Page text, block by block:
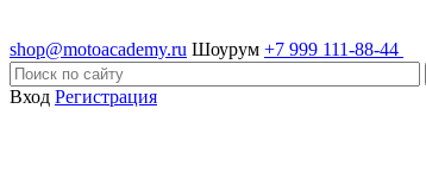
shop@motoacademy.ru Шоурум +7 999 111-88-44
Вход Регистрация